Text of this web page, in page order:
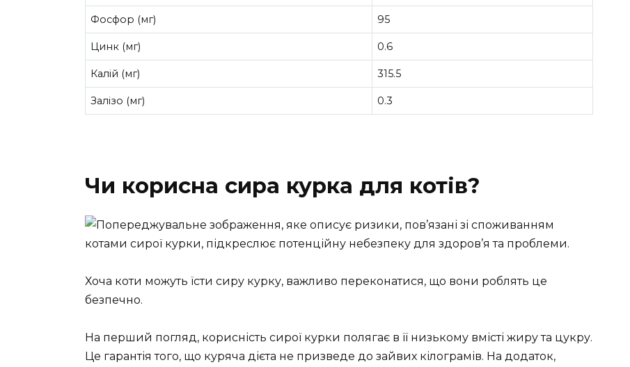
Фосфор (мг) 95
Цинк (мг) 0.6
Калій (мг) 315.5
Залізо (мг) 0.3
Чи корисна сира курка для котів?
Хоча коти можуть їсти сиру курку, важливо переконатися, що вони роблять це
безпечно.
На перший погляд, корисність сирої курки полягає в її низькому вмісті жиру та цукру.
Це гарантія того, що куряча дієта не призведе до зайвих кілограмів. На додаток,